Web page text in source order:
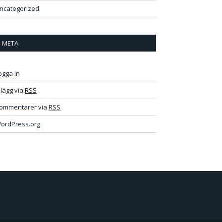
META
in
via RSS
via RSS